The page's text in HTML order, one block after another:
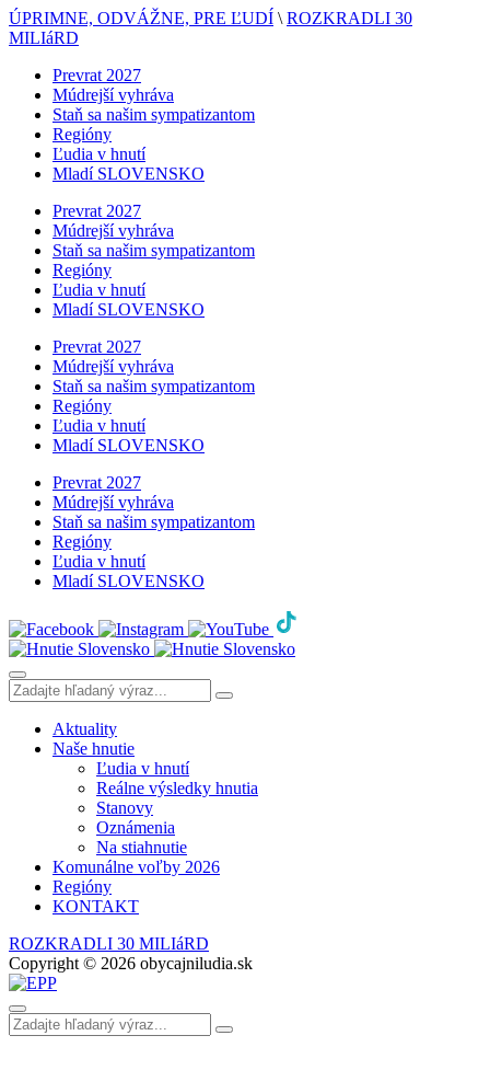
ÚPRIMNE, ODVÁŽNE, PRE ĽUDÍ \ ROZKRADLI 30
MILIáRD
Prevrat 2027
Múdrejší vyhráva
Staň sa našim sympatizantom
Regióny
Ľudia v hnutí
Mladí SLOVENSKO
Prevrat 2027
Múdrejší vyhráva
Staň sa našim sympatizantom
Regióny
Ľudia v hnutí
Mladí SLOVENSKO
Prevrat 2027
Múdrejší vyhráva
Staň sa našim sympatizantom
Regióny
Ľudia v hnutí
Mladí SLOVENSKO
Prevrat 2027
Múdrejší vyhráva
Staň sa našim sympatizantom
Regióny
Ľudia v hnutí
Mladí SLOVENSKO
Aktuality
Naše hnutie
Ľudia v hnutí
Reálne výsledky hnutia
Stanovy
Oznámenia
Na stiahnutie
Komunálne voľby 2026
Regióny
KONTAKT
ROZKRADLI 30 MILIáRD
Copyright © 2026 obycajniludia.sk